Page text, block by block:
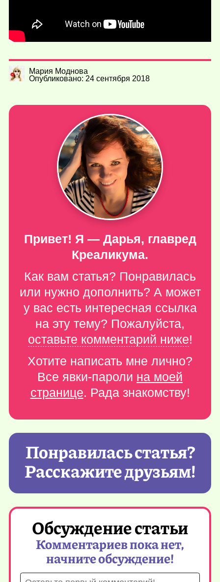
Мария Моднова
Опубликовано: 24 сентября 2018
Привет! Я — Дарья, главред
Креаликума.
Как вам статья? Понравилась
или нужно дополнить? А может
у вас есть интересная ссылка
на эту тему? Пожалуйста,
оставьте комментарий ниже!
Хотите написать мне лично?
Все явки-пароли на моей
странице. Рада знакомству!
Понравилась статья?
Расскажите друзьям!
Обсуждение статьи
Комментариев пока нет,
начните обсуждение!